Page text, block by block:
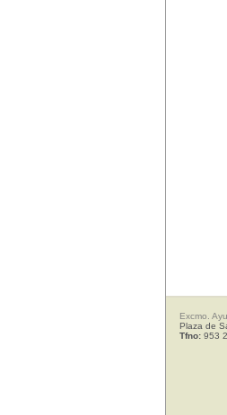
Excmo.
Plaza de
Tfno: 953